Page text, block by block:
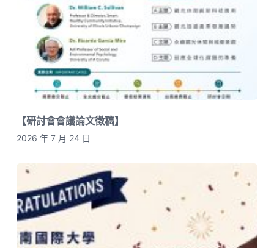
【研討會會議論文徵稿】
2026 年 7 月 24 日